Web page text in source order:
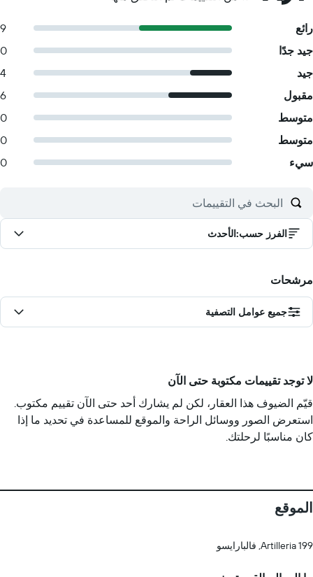
رائع
9
جيد جدًا
0
جيد
4
مقبول
6
متوسط
0
متوسط
0
سيء
0
الفرز حسب:الأحدث
مرشحات
جميع عوامل التصفية
لا توجد تقييمات مكتوبة حتى الآن
قيّم الضيوف هذا العقار، لكن لم يشارك أحد حتى الآن تقييم مكتوب.
استعرض الصور ووسائل الراحة والموقع للمساعدة في تحديد ما إذا
كان مناسبًا لرحلتك.
الموقع
Artilleria 199, فالبارايسو